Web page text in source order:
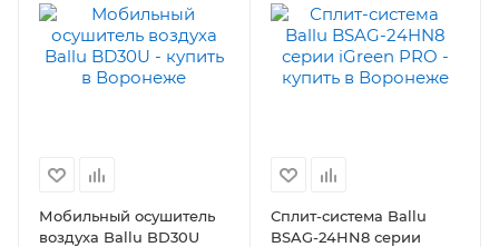
Мобильный осушитель
воздуха Ballu BD30U
Сплит-система Ballu
BSAG-24HN8 серии